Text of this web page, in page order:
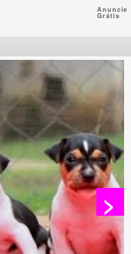
Anuncie
Grátis
>